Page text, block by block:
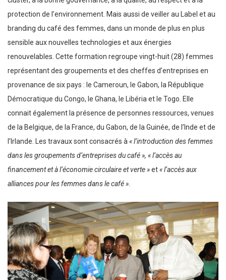
protection de l’environnement. Mais aussi de veiller au Label et au
branding du café des femmes, dans un monde de plus en plus
sensible aux nouvelles technologies et aux énergies
renouvelables. Cette formation regroupe vingt-huit (28) femmes
représentant des groupements et des cheffes d’entreprises en
provenance de six pays : le Cameroun, le Gabon, la République
Démocratique du Congo, le Ghana, le Libéria et le Togo. Elle
connait également la présence de personnes ressources, venues
de la Belgique, de la France, du Gabon, de la Guinée, de l’Inde et de
l’Irlande. Les travaux sont consacrés à« l’introduction des femmes
dans les groupements d’entreprises du café », « l’accès au
financement et à l’économie circulaire et verte »et« l’accès aux
alliances pour les femmes dans le café ».